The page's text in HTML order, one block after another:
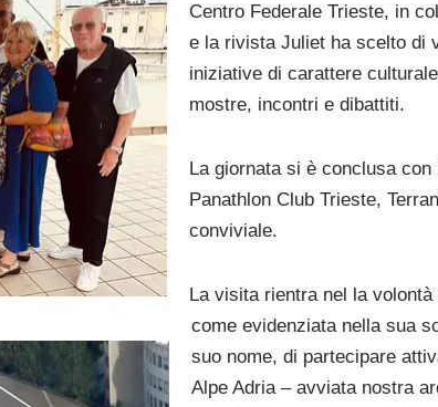
Centro Federale Trieste, in
e la rivista Juliet ha scelto di
iniziative di carattere
mostre, incontri e dibattiti.
La giornata si è conclusa con
Panathlon Club Trieste,
conviviale.
La visita rientra nel la
come evidenziata nella sua
suo nome, di partecipare
Alpe Adria – avviata nostra